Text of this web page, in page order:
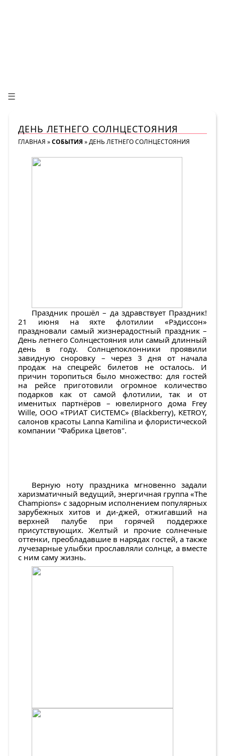
☰
ДЕНЬ ЛЕТНЕГО СОЛНЦЕСТОЯНИЯ
ГЛАВНАЯ »СОБЫТИЯ »ДЕНЬ ЛЕТНЕГО СОЛНЦЕСТОЯНИЯ
Праздник прошёл – да здравствует Праздник!
21 июня на яхте флотилии «Рэдиссон»
праздновали самый жизнерадостный праздник –
День летнего Солнцестояния или самый длинный
день в году. Солнцепоклонники проявили
завидную сноровку – через 3 дня от начала
продаж на спецрейс билетов не осталось. И
причин торопиться было множество: для гостей
на рейсе приготовили огромное количество
подарков как от самой флотилии, так и от
именитых партнёров – ювелирного дома Frey
Wille, ООО «ТРИАТ СИСТЕМС» (Blackberry), KETROY,
салонов красоты Lanna Kamilina и флористической
компании "Фабрика Цветов".
Верную ноту праздника мгновенно задали
харизматичный ведущий, энергичная группа «The
Champions» с задорным исполнением популярных
зарубежных хитов и ди-джей, отжигавший на
верхней палубе при горячей поддержке
присутствующих. Желтый и прочие солнечные
оттенки, преобладавшие в нарядах гостей, а также
лучезарные улыбки прославляли солнце, а вместе
с ним саму жизнь.